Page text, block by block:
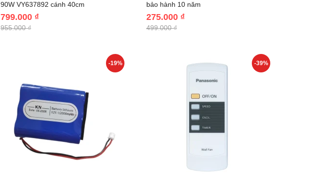
90W VY637892 cánh 40cm
799.000 ₫
955.000 ₫
bảo hành 10 năm
275.000 ₫
499.000 ₫
-19% -39%